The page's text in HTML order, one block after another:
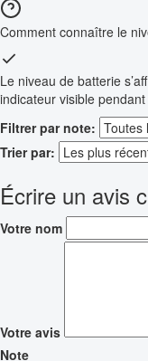
Comment connaître le
Le niveau de batterie
indicateur visible
Filtrer par note:
Trier par:
Écrire un avis
Votre nom
Votre avis
Note